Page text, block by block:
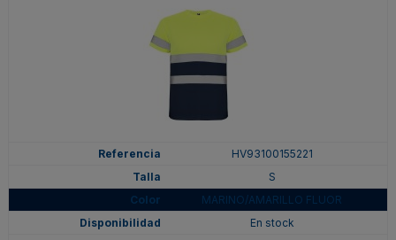
HV93100155221
S
MARINO/AMARILLO FLUOR
En stock